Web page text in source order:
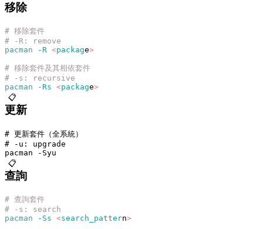
移除
# 移除套件
# -R: remove
pacman -R <package>
# 移除套件及其相依套件
# -s: recursive
pacman -Rs <package>
📋
更新
# 更新套件（全系統）
# -u: upgrade
pacman -Syu
📋
查詢
# 查詢套件
# -s: search
pacman -Ss <search_pattern>